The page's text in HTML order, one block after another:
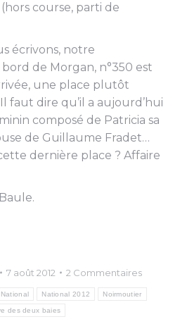
course, parti de
écrivons, notre
de Morgan, n°350 est
une place plutôt
faut dire qu’il a aujourd’hui
composé de Patricia sa
de Guillaume Fradet…
dernière place ? Affaire
7 août 2012
2 Commentaires
National National 2012 Noirmoutier
des deux baies